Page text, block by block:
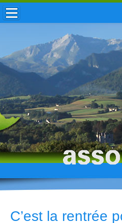
ACCUEIL / INFOS
MUNICIPALITÉ
VIE LOCALE
ENFANCE
TOURISME
HISTOIRE
C’est la rentrée